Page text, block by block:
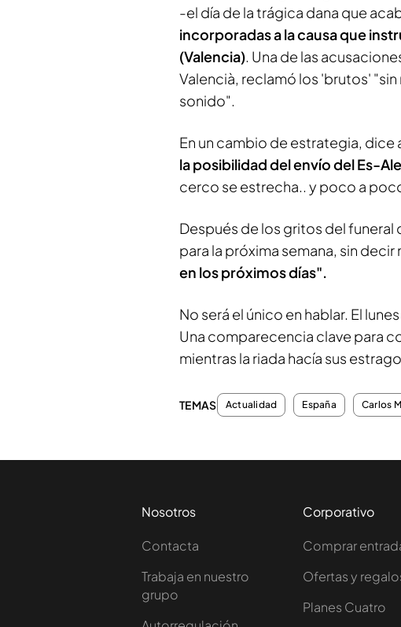
-el día de la trágica dana que
incorporadas a la causa que
(Valencia). Una de las
Valencià, reclamó los 'brutos'
sonido".
En un cambio de estrategia, dice
la posibilidad del envío del Es-
cerco se estrecha.. y poco a
Después de los gritos del
para la próxima semana, sin decir
en los próximos días".
No será el único en hablar. El
Una comparecencia clave para
mientras la riada hacía sus
TEMAS Actualidad España Carlos
Nosotros
Contacta
Trabaja en nuestro
grupo
Corporativo
Comprar
Ofertas y
Planes Cuatro